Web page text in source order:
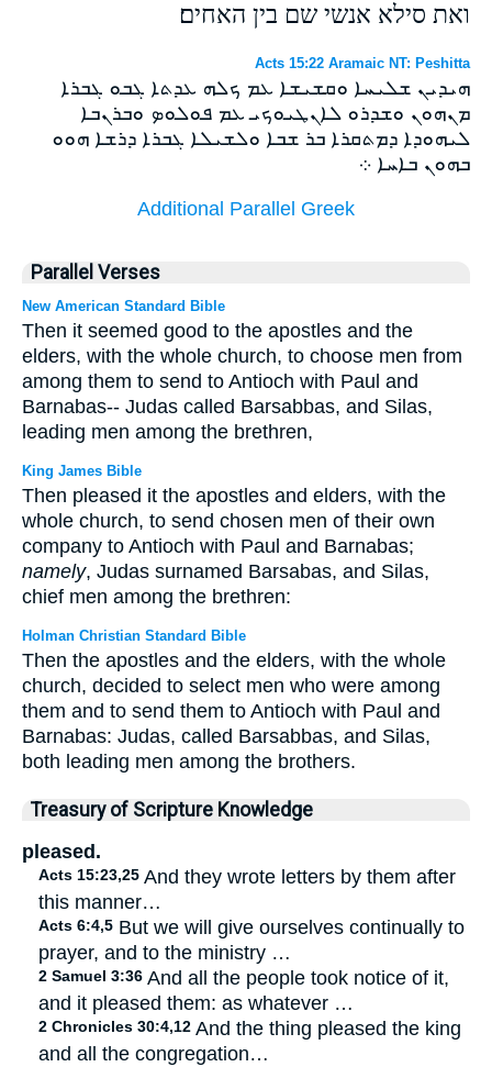
ואת סילא אנשי שם בין האחים׃
Acts 15:22 Aramaic NT: Peshitta
ܗܝܕܝܢ ܫܠܝܚܐ ܘܩܫܝܫܐ ܥܡ ܟܠܗ ܥܕܬܐ ܓܒܘ ܓܒܪܐ
ܡܢܗܘܢ ܘܫܕܪܘ ܠܐܢܛܝܘܟܝ ܥܡ ܦܘܠܘܤ ܘܒܪܢܒܐ
ܠܝܗܘܕܐ ܕܡܬܩܪܐ ܒܪ ܫܒܐ ܘܠܫܝܠܐ ܓܒܪܐ ܕܪܫܐ ܗܘܘ
ܒܗܘܢ ܒܐܚܐ ܀
Additional Parallel Greek
Parallel Verses
New American Standard Bible
Then it seemed good to the apostles and the
elders, with the whole church, to choose men from
among them to send to Antioch with Paul and
Barnabas-- Judas called Barsabbas, and Silas,
leading men among the brethren,
King James Bible
Then pleased it the apostles and elders, with the
whole church, to send chosen men of their own
company to Antioch with Paul and Barnabas;
namely, Judas surnamed Barsabas, and Silas,
chief men among the brethren:
Holman Christian Standard Bible
Then the apostles and the elders, with the whole
church, decided to select men who were among
them and to send them to Antioch with Paul and
Barnabas: Judas, called Barsabbas, and Silas,
both leading men among the brothers.
Treasury of Scripture Knowledge
pleased.
Acts 15:23,25 And they wrote letters by them after
this manner…
Acts 6:4,5 But we will give ourselves continually to
prayer, and to the ministry …
2 Samuel 3:36 And all the people took notice of it,
and it pleased them: as whatever …
2 Chronicles 30:4,12 And the thing pleased the king
and all the congregation…